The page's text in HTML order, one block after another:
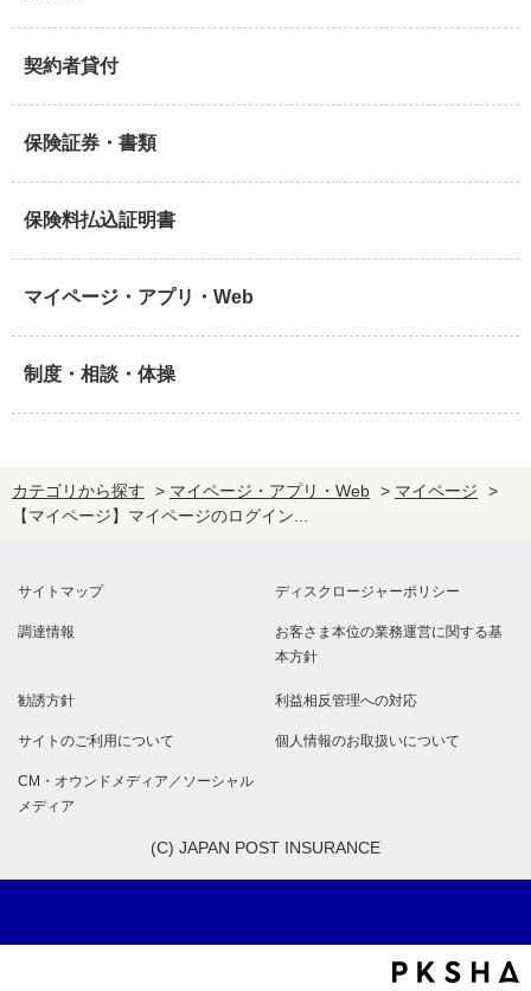
契約者貸付
保険証券・書類
保険料払込証明書
マイページ・アプリ・Web
制度・相談・体操
カテゴリから探す > マイページ・アプリ・Web > マイページ
>
【マイページ】マイページのログイン...
サイトマップ ディスクロージャーポリシー
調達情報 お客さま本位の業務運営に関する基
本方針
勧誘方針 利益相反管理への対応
サイトのご利用について 個人情報のお取扱いについて
CM・オウンドメディア／ソーシャル
メディア
(C) JAPAN POST INSURANCE